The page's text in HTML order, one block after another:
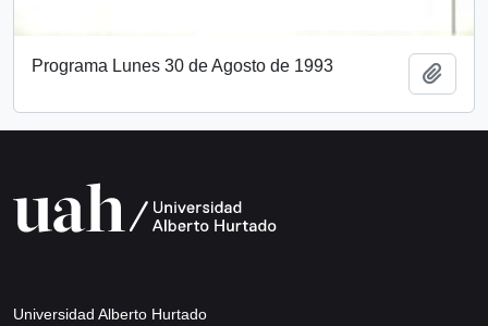
Programa Lunes 30 de Agosto de 1993
Universidad Alberto Hurtado